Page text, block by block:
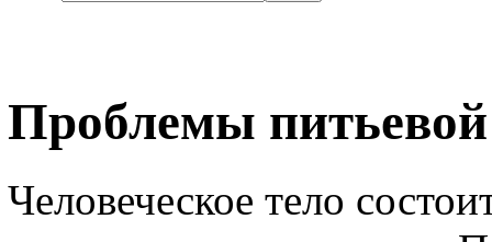
Проблемы
Человеческое тело